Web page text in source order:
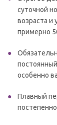
суточной
возраста и
примерно
особенно
Плавный